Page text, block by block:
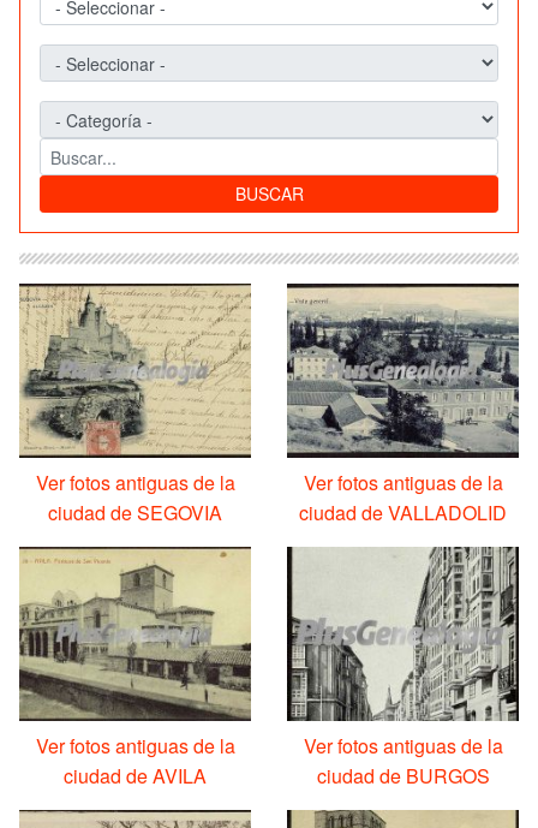
BUSCAR
Ver fotos antiguas de la
ciudad de SEGOVIA
Ver fotos antiguas de la
ciudad de VALLADOLID
Ver fotos antiguas de la
ciudad de AVILA
Ver fotos antiguas de la
ciudad de BURGOS